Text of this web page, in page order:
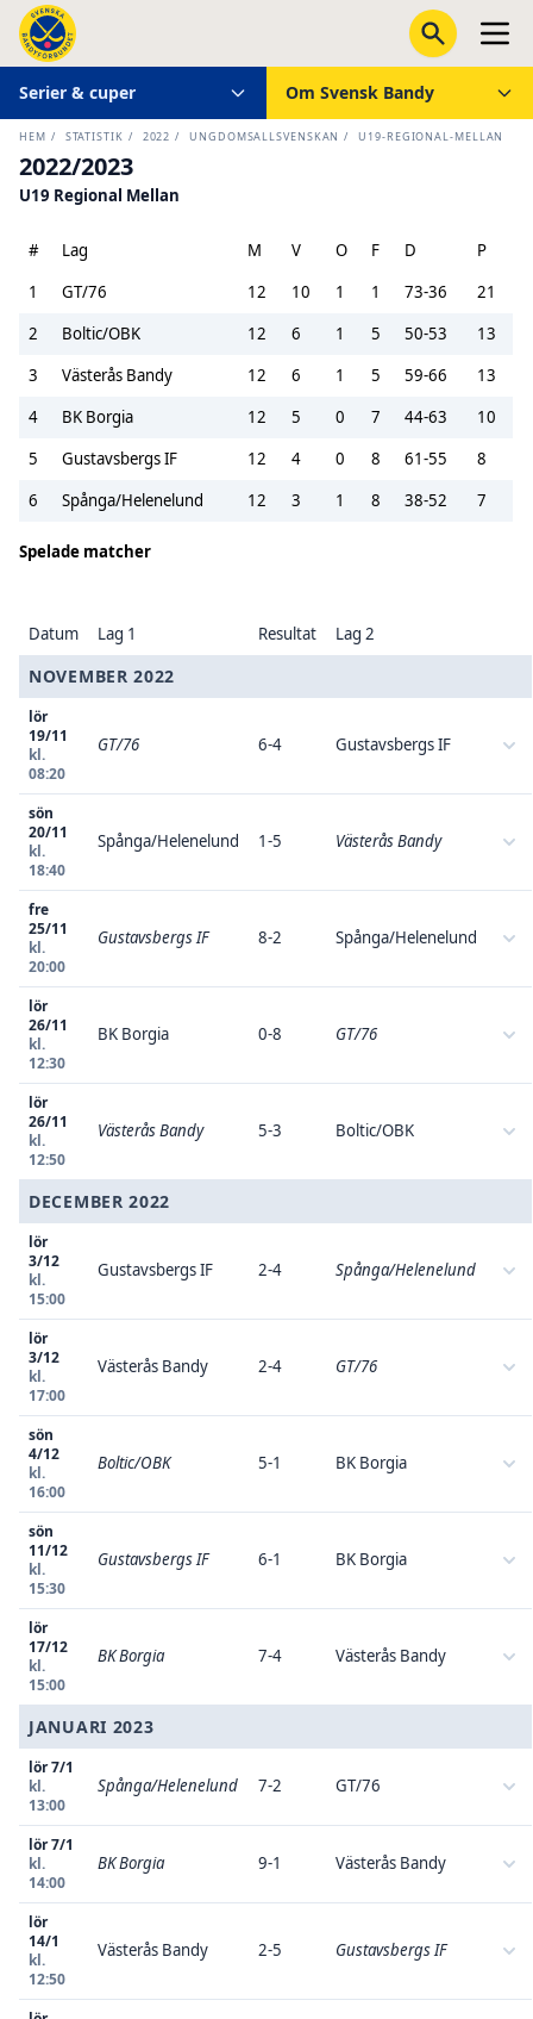
Serier & cuper Om Svensk Bandy
HEM / STATISTIK / 2022 / UNGDOMSALLSVENSKAN / U19-REGIONAL-MELLAN
2022/2023
U19 Regional Mellan
# Lag M V O F D
P
1
GT/76 12 10 1 1 73-36
21
2
Boltic/OBK 12 6 1 5 50-53
13
3
Västerås Bandy 12 6 1 5 59-66
13
4
BK Borgia 12 5 0 7 44-63
10
5
Gustavsbergs IF 12 4 0 8 61-55
8
6
Spånga/Helenelund 12 3 1 8 38-52 7
Spelade matcher
Datum Lag 1 Resultat Lag 2
NOVEMBER 2022
lör
19/11
kl.
08:20
GT/76 6-4 Gustavsbergs IF
sön
20/11
kl.
18:40
Spånga/Helenelund 1-5 Västerås Bandy
fre
25/11
kl.
20:00
Gustavsbergs IF 8-2 Spånga/Helenelund
lör
26/11
kl.
12:30
BK Borgia 0-8 GT/76
lör
26/11
kl.
12:50
Västerås Bandy 5-3 Boltic/OBK
DECEMBER 2022
lör
3/12
kl.
15:00
Gustavsbergs IF 2-4 Spånga/Helenelund
lör
3/12
kl.
17:00
Västerås Bandy 2-4 GT/76
sön
4/12
kl.
16:00
Boltic/OBK 5-1 BK Borgia
sön
11/12
kl.
15:30
Gustavsbergs IF 6-1 BK Borgia
lör
17/12
kl.
15:00
BK Borgia 7-4 Västerås Bandy
JANUARI 2023
lör 7/1
kl.
13:00
Spånga/Helenelund 7-2 GT/76
lör 7/1
kl.
14:00
BK Borgia 9-1 Västerås Bandy
lör
14/1
kl.
12:50
Västerås Bandy 2-5 Gustavsbergs IF